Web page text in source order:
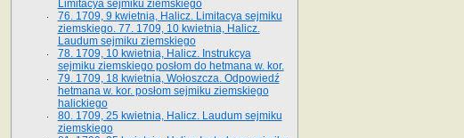
Limitacya sejmiku ziemskiego
76. 1709, 9 kwietnia, Halicz. Limitacya sejmiku
ziemskiego. 77. 1709, 10 kwietnia, Halicz.
Laudum sejmiku ziemskiego
78. 1709, 10 kwietnia, Halicz. Instrukcya
sejmiku ziemskiego posłom do hetmana w. kor.
79. 1709, 18 kwietnia, Wołoszcza. Odpowiedź
hetmana w. kor. posłom sejmiku ziemskiego
halickiego
80. 1709, 25 kwietnia, Halicz. Laudum sejmiku
ziemskiego